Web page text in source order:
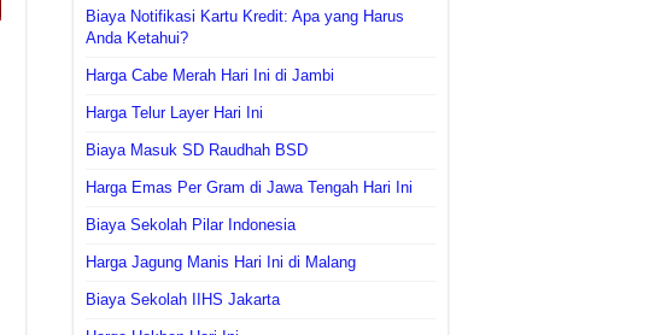
Biaya Notifikasi Kartu Kredit: Apa yang Harus
Anda Ketahui?
Harga Cabe Merah Hari Ini di Jambi
Harga Telur Layer Hari Ini
Biaya Masuk SD Raudhah BSD
Harga Emas Per Gram di Jawa Tengah Hari Ini
Biaya Sekolah Pilar Indonesia
Harga Jagung Manis Hari Ini di Malang
Biaya Sekolah IIHS Jakarta